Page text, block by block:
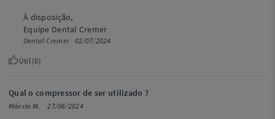
À disposição,
Equipe Dental Cremer
Dental Cremer02/07/2024
Útil (0)
Qual o compressor de ser utilizado ?
Márcio M. 27/06/2024